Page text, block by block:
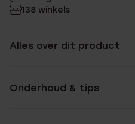
138 winkels
Alles over dit product
Onderhoud & tips